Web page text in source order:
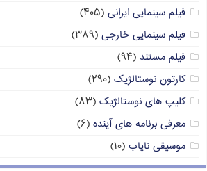
فیلم سینمایی ایرانی (۴۰۵)
فیلم سینمایی خارجی (۳۸۹)
فیلم مستند (۹۴)
کارتون نوستالژیک (۲۹۰)
کلیپ های نوستالژیک (۸۳)
معرفی برنامه های آینده (۶)
موسیقی نایاب (۱۰)